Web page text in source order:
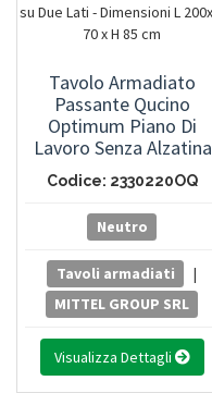
Tavolo Armadiato
Passante Qucino
Optimum Piano Di
Lavoro Senza Alzatina
Posteriore Con Porte
Scorrevoli Su Due Lati -
Dimensioni L 200x P 70
X H 85 Cm
Codice: 2330220OQ
Neutro
Tavoli armadiati
|
MITTEL GROUP SRL
Visualizza Dettagli